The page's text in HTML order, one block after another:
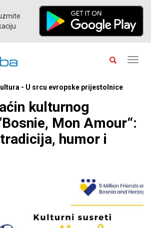
- U srcu evropske prijestolnice
kulturnog
Mon Amour“:
humor i